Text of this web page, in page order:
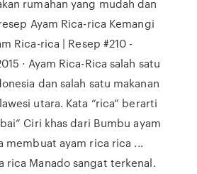
rumahan yang mudah dan
Ayam Rica-rica Kemangi
Rica-rica | Resep #210 -
· Ayam Rica-Rica salah satu
dan salah satu makanan
utara. Kata “rica” berarti
Ciri khas dari Bumbu ayam
membuat ayam rica rica ...
rica Manado sangat terkenal.